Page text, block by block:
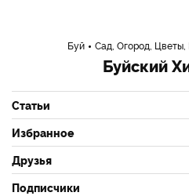
Буй Сад, Огород,
Буйский
Статьи
Избранное
Друзья
Подписчики